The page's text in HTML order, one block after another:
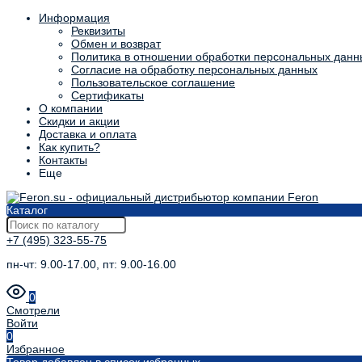
Информация
Реквизиты
Обмен и возврат
Политика в отношении обработки персональных
Согласие на обработку персональных данных
Пользовательское соглашение
Сертификаты
О компании
Скидки и акции
Доставка и оплата
Как купить?
Контакты
Еще
Каталог
+7 (495) 323-55-75
пн-чт: 9.00-17.00, пт: 9.00-16.00
0
Смотрели
Войти
0
Избранное